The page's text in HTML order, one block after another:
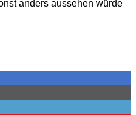
anders aussehen würde